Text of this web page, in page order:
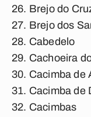
Brejo do
Brejo dos
Cabedelo
Cachoeira
Cacimba de
Cacimba de
Cacimbas